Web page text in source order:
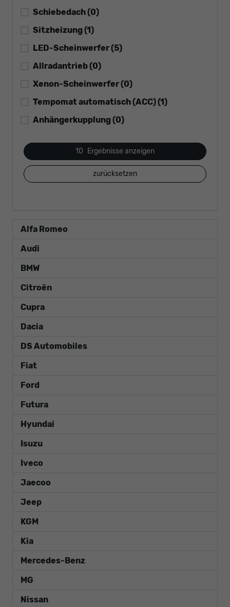
Schiebedach(0)
Sitzheizung(1)
LED-Scheinwerfer(5)
Allradantrieb(0)
Xenon-Scheinwerfer(0)
Tempomat automatisch (ACC)(1)
Anhängerkupplung(0)
10 Ergebnisse anzeigen
zurücksetzen
Alfa Romeo
Audi
BMW
Citroën
Cupra
Dacia
DS Automobiles
Fiat
Ford
Futura
Hyundai
Isuzu
Iveco
Jaecoo
Jeep
KGM
Kia
Mercedes-Benz
MG
Nissan